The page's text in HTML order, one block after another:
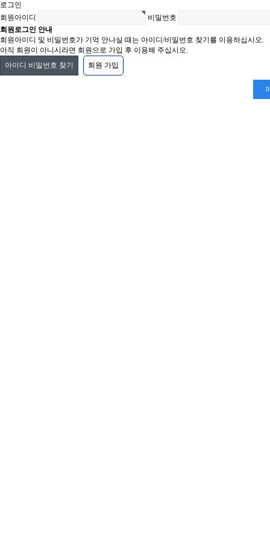
로그인
회원아이디
비밀번호
회원로그인 안내
회원아이디 및 비밀번호가 기억 안나실 때는 아이디/비밀번호 찾기를 이용하십시오.
아직 회원이 아니시라면 회원으로 가입 후 이용해 주십시오.
아이디 비밀번호 찾기
회원 가입